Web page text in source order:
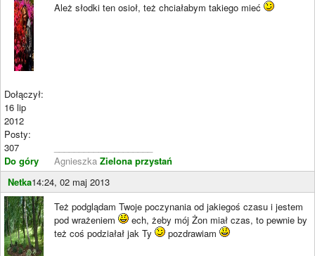
Dołączył:
16 lip
2012
Posty:
307
Do góry
Ależ słodki ten osioł, też chciałabym takiego mieć
Agnieszka Zielona przystań
Netka14:24, 02 maj 2013
Też podglądam Twoje poczynania od jakiegoś czasu i jestem
pod wrażeniem
ech, żeby mój Żon miał czas, to pewnie by
też coś podziałał jak Ty
pozdrawiam